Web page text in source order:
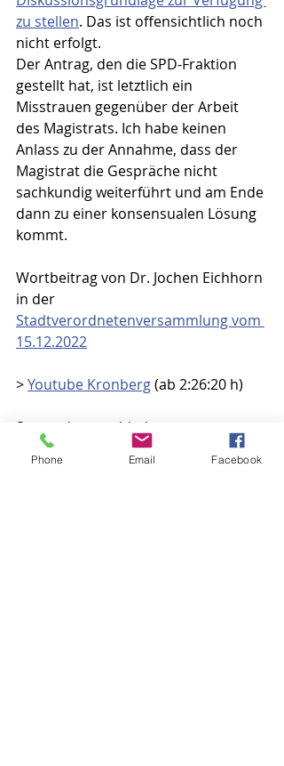
zu stellen. Das ist offensichtlich noch
nicht erfolgt.
Der Antrag, den die SPD-Fraktion
gestellt hat, ist letztlich ein
Misstrauen gegenüber der Arbeit
des Magistrats. Ich habe keinen
Anlass zu der Annahme, dass der
Magistrat die Gespräche nicht
sachkundig weiterführt und am Ende
dann zu einer konsensualen Lösung
kommt.
Wortbeitrag von Dr. Jochen Eichhorn
in der
Stadtverordnetenversammlung vom
15.12.2022
> Youtube Kronberg (ab 2:26:20 h)
So wurde entschieden:
Antrag angenommen
mit 17 Ja : 6
Nein : 2 Enth (namentliche
Phone Email Facebook